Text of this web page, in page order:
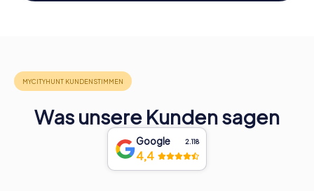
Was unsere Kunden sagen
Google 2.118
4,4